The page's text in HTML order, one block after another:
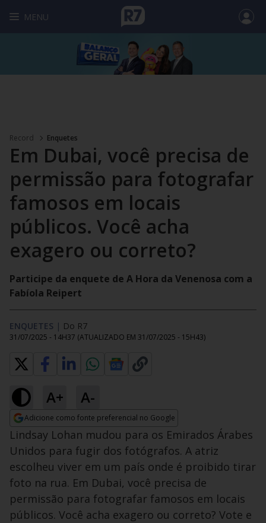
MENU
Record Enquetes
Em Dubai, você precisa de
permissão para fotografar
famosos em locais
públicos. Você acha
exagero ou correto?
Participe da enquete de A Hora da Venenosa com a
Fabíola Reipert
ENQUETES | Do R7
31/07/2025 - 14H37 (ATUALIZADO EM 31/07/2025 - 15H43)
A+ A-
Adicione como fonte preferencial no Google
Opens in new window
Lindsay Lohan mudou para os Emirados Árabes
Unidos para fugir dos fotógrafos. A atriz
escolheu viver em um país onde é proibido tirar
foto na rua. Em Dubai, você precisa de
permissão para fotografar famosos em locais
públicos. Você acha exagero ou correto? Vote e